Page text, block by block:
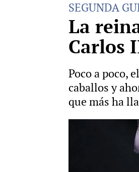
SEGUNDA
La
Carlos
Poco a poco,
caballos y
que más ha
Sale a la
está